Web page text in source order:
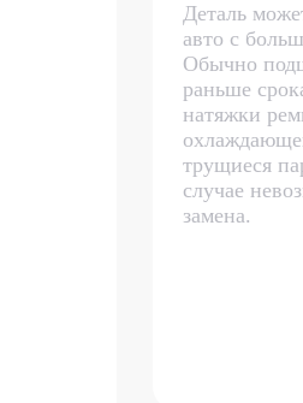
Деталь
авто с
Обычно
раньше
натяжки
трущиеся
случае
замена.